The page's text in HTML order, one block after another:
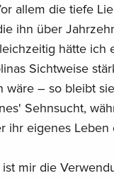
allem die tiefe
ihn über
hätte ich
Sichtweise
wäre – so bleibt
Sehnsucht,
ihr eigenes Leben
mir die